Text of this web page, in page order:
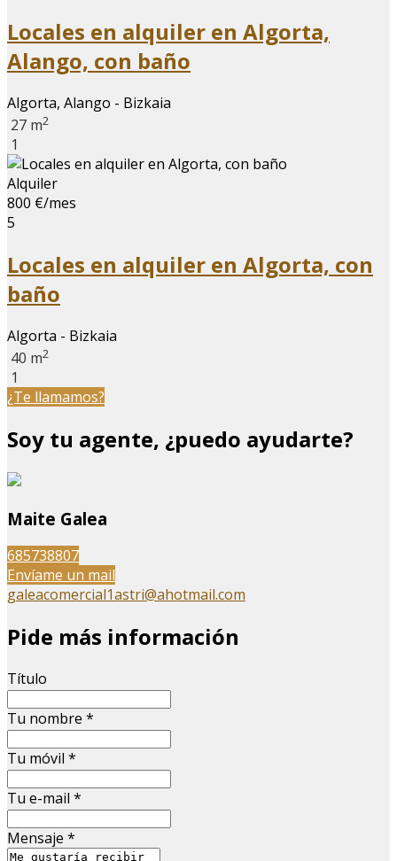
Locales en alquiler en Algorta,
Alango, con baño
Algorta, Alango - Bizkaia
27 m2
1
Alquiler
800 €/mes
5
Locales en alquiler en Algorta, con
baño
Algorta - Bizkaia
40 m2
1
¿Te llamamos?
Soy tu agente, ¿puedo ayudarte?
Maite Galea
685738807
Envíame un mail
galeacomercial1astri@ahotmail.com
Pide más información
Título
Tu nombre *
Tu móvil *
Tu e-mail *
Mensaje *